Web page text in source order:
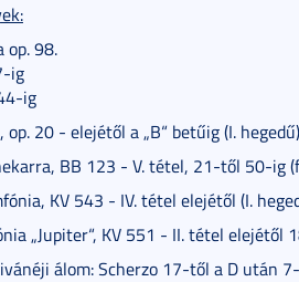
op. 98.
ig
ig
op. 20 - elejétől a „B“ betűig (I. hegedű)
BB 123 - V. tétel, 21-től 50-ig
KV 543 - IV. tétel elejétől (I.
„Jupiter“, KV 551 - II. tétel elejétől
álom: Scherzo 17-től a D után